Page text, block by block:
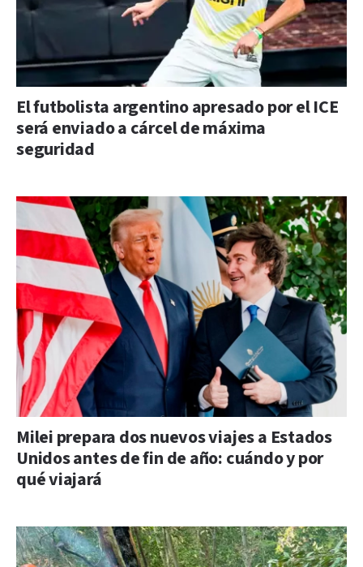
El futbolista argentino apresado por el ICE
será enviado a cárcel de máxima
seguridad
Milei prepara dos nuevos viajes a Estados
Unidos antes de fin de año: cuándo y por
qué viajará